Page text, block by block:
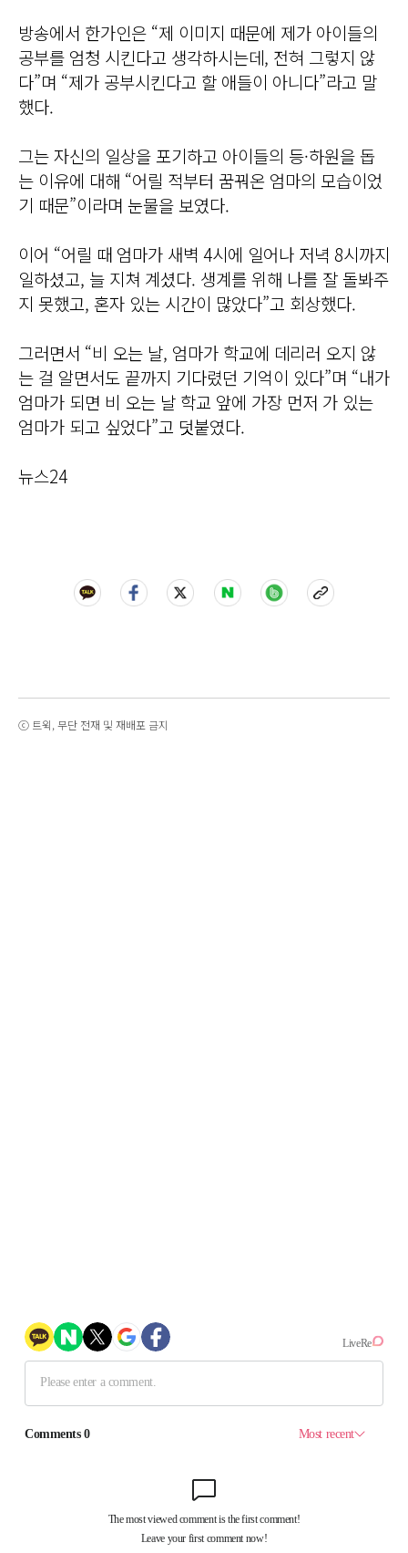
방송에서 한가인은 “제 이미지 때문에 제가 아이들의
공부를 엄청 시킨다고 생각하시는데, 전혀 그렇지 않
다”며 “제가 공부시킨다고 할 애들이 아니다”라고 말
했다.
그는 자신의 일상을 포기하고 아이들의 등·하원을 돕
는 이유에 대해 “어릴 적부터 꿈꿔온 엄마의 모습이었
기 때문”이라며 눈물을 보였다.
이어 “어릴 때 엄마가 새벽 4시에 일어나 저녁 8시까지
일하셨고, 늘 지쳐 계셨다. 생계를 위해 나를 잘 돌봐주
지 못했고, 혼자 있는 시간이 많았다”고 회상했다.
그러면서 “비 오는 날, 엄마가 학교에 데리러 오지 않
는 걸 알면서도 끝까지 기다렸던 기억이 있다”며 “내가
엄마가 되면 비 오는 날 학교 앞에 가장 먼저 가 있는
엄마가 되고 싶었다”고 덧붙였다.
뉴스24
ⓒ 트윅, 무단 전재 및 재배포 금지